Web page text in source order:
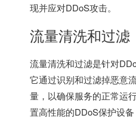
现并应对DDoS攻击。
流量清洗和过滤
流量清洗和过滤是针对
它通过识别和过滤掉恶意
量，以确保服务的正常运
置高性能的DDoS保护设